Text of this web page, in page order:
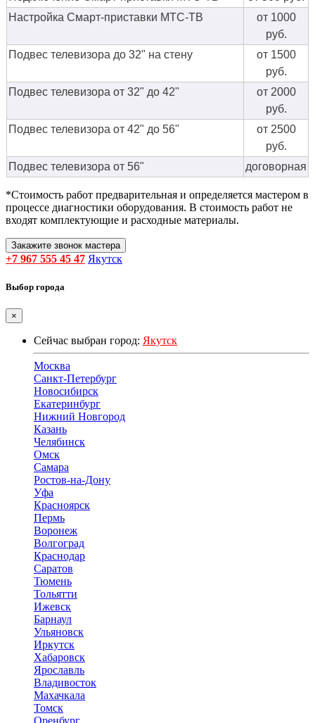
Настройка Смарт-приставки МТС-ТВ
от 1000
руб.
Подвес телевизора до 32" на стену
от 1500
руб.
Подвес телевизора от 32" до 42"
от 2000
руб.
Подвес телевизора от 42" до 56"
от 2500
руб.
Подвес телевизора от 56"
договорная
*Стоимость работ предварительная и определяется мастером в
процессе диагностики оборудования. В стоимость работ не
входят комплектующие и расходные материалы.
Закажите звонок мастера
+7 967 555 45 47 Якутск
Выбор города
×
Сейчас выбран город: Якутск
Москва
Санкт-Петербург
Новосибирск
Екатеринбург
Нижний Новгород
Казань
Челябинск
Омск
Самара
Ростов-на-Дону
Уфа
Красноярск
Пермь
Воронеж
Волгоград
Краснодар
Саратов
Тюмень
Тольятти
Ижевск
Барнаул
Ульяновск
Иркутск
Хабаровск
Ярославль
Владивосток
Махачкала
Томск
Оренбург